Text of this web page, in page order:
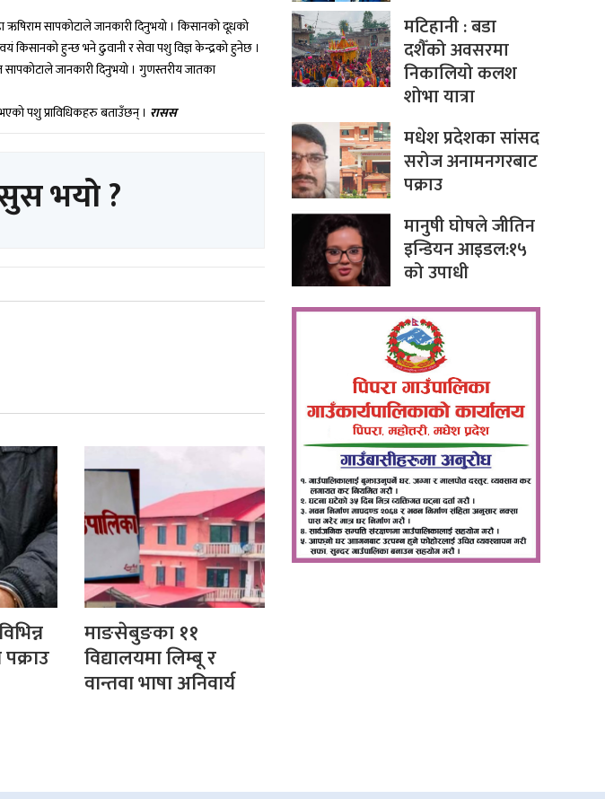
ऋषिराम सापकोटाले जानकारी दिनुभयो । किसानको दूधको
किसानको हुन्छ भने ढुवानी र सेवा पशु विज्ञ केन्द्रको हुनेछ ।
जानकारी दिनुभयो । गुणस्तरीय जातका
भएको पशु प्राविधिकहरु बताउँछन् । रासस
भयो ?
माङसेबुङका ११
विद्यालयमा लिम्बू र
वान्तवा भाषा अनिवार्य
मटिहानी : बडा
दशैँको अवसरमा
निकालियो कलश
शोभा यात्रा
मधेश प्रदेशका सांसद
सरोज अनामनगरबाट
पक्राउ
मानुषी घोषले जीतिन
इन्डियन आइडल:१५
को उपाधी